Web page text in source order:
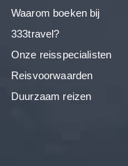
Waarom boeken bij
333travel?
Onze reisspecialisten
Reisvoorwaarden
Duurzaam reizen